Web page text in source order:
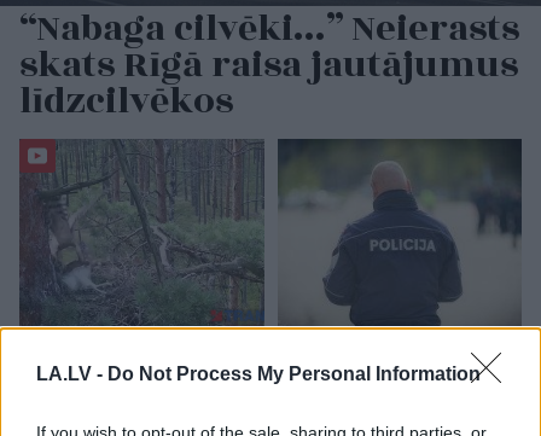
LA.LV - Do Not Process My Personal Information
If you wish to opt-out of the sale, sharing to third parties, or
“Nabaga cilvēki…” Neierasts
skats Rīgā raisa jautājumus
līdzcilvēkos
ceļa pamanīts brīvsolī
skrējējs
Priekules traģēdijas
lietā jauns pavērsiens:
aizstāvis vērsies tiesā